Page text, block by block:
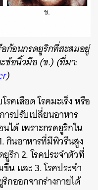
ก้อนกรดยูริกที่สะสมอยู่
ข้อนิ้วมือ (ข.) (ที่มา:
)
คเลือด โรคมะเร็ง หรือ
ารปรับเปลี่ยนอาหาร
ได้ เพราะกรดยูริกใน
กินอาหารที่มีพิวรีนสูง
ริก 2. โรคประจำตัวที่
น และ 3. โรคประจำ
กออกจากร่างกายได้